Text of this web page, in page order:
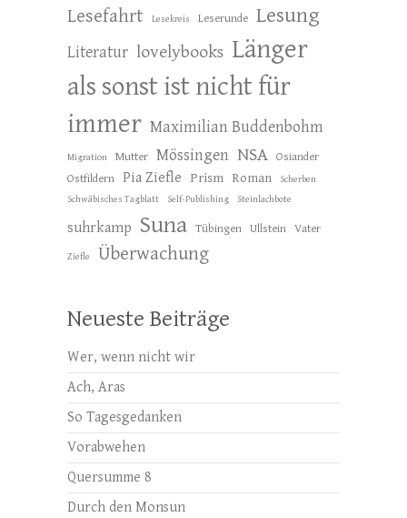
Lesefahrt Lesekreis Leserunde Lesung
Literatur lovelybooks Länger
als sonst ist nicht für
immer Maximilian Buddenbohm
Migration Mutter Mössingen NSA Osiander
Ostfildern Pia Ziefle Prism Roman
Scherben
Schwäbisches Tagblatt
Self-Publishing Steinlachbote
suhrkamp Suna Tübingen Ullstein Vater
Ziefle Überwachung
Neueste Beiträge
Wer, wenn nicht wir
Ach, Aras
So Tagesgedanken
Vorabwehen
Quersumme 8
Durch den Monsun